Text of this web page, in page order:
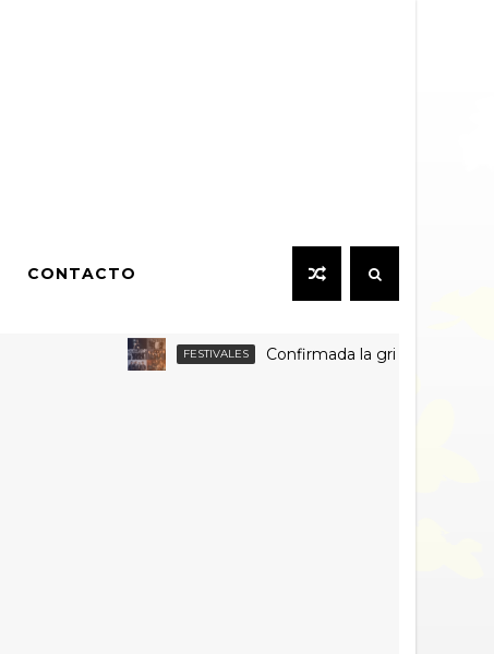
CONTACTO
FESTIVALES Confirmada la grilla por día y venta de